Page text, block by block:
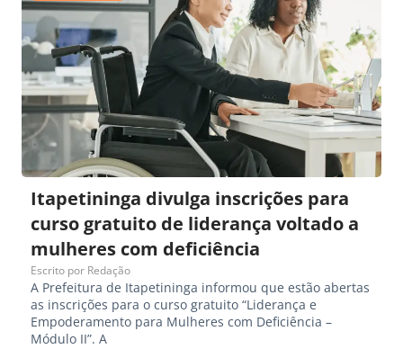
Itapetininga divulga inscrições para
curso gratuito de liderança voltado a
mulheres com deficiência
Escrito por Redação
A Prefeitura de Itapetininga informou que estão abertas
as inscrições para o curso gratuito “Liderança e
Empoderamento para Mulheres com Deficiência –
Módulo II”. A